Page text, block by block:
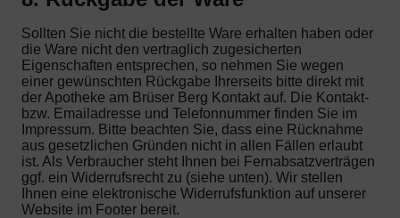
Sollten Sie nicht die bestellte Ware erhalten haben oder
die Ware nicht den vertraglich zugesicherten
Eigenschaften entsprechen, so nehmen Sie wegen
einer gewünschten Rückgabe Ihrerseits bitte direkt mit
der Apotheke am Brüser Berg Kontakt auf. Die Kontakt-
bzw. Emailadresse und Telefonnummer finden Sie im
Impressum. Bitte beachten Sie, dass eine Rücknahme
aus gesetzlichen Gründen nicht in allen Fällen erlaubt
ist. Als Verbraucher steht Ihnen bei Fernabsatzverträgen
ggf. ein Widerrufsrecht zu (siehe unten). Wir stellen
Ihnen eine elektronische Widerrufsfunktion auf unserer
Website im Footer bereit.